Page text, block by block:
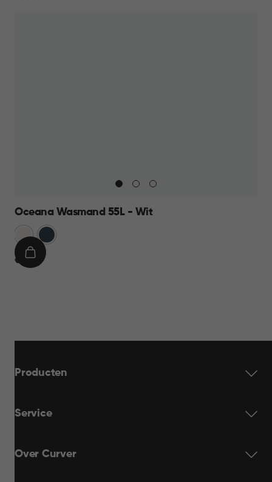
Oceana Wasmand 55L - Wit
Blauw
€
€ 17,95
IN
Producten
Service
Over Curver